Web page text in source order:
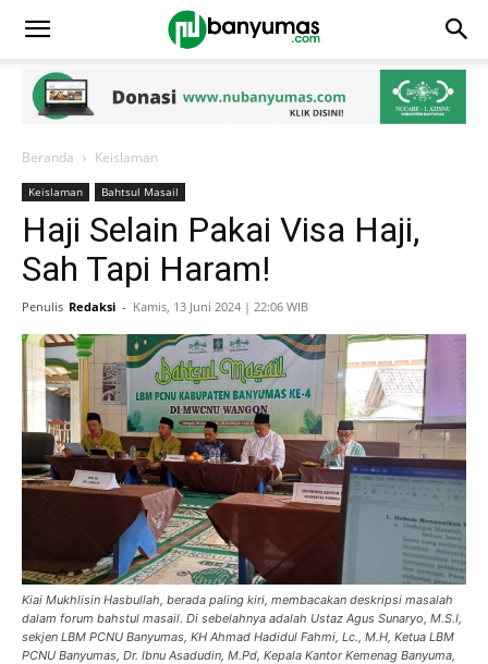
Beranda Keislaman
Keislaman Bahtsul Masail
Haji Selain Pakai Visa Haji,
Sah Tapi Haram!
Penulis Redaksi - Kamis, 13 Juni 2024 | 22:06 WIB
Kiai Mukhlisin Hasbullah, berada paling kiri, membacakan deskripsi masalah
dalam forum bahstul masail. Di sebelahnya adalah Ustaz Agus Sunaryo, M.S.I,
sekjen LBM PCNU Banyumas, KH Ahmad Hadidul Fahmi, Lc., M.H, Ketua LBM
PCNU Banyumas, Dr. Ibnu Asadudin, M.Pd, Kepala Kantor Kemenag Banyuma,